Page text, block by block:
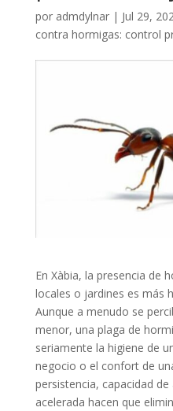
por admdylnar| Jul 29,
contra hormigas: control
En Xàbia, la presencia de
locales o jardines es más
Aunque a menudo se
menor, una plaga de
seriamente la higiene de
negocio o el confort de
persistencia, capacidad
acelerada hacen que